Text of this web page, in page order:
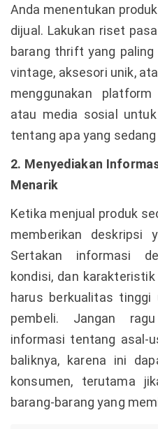
Anda menentukan
dijual. Lakukan riset
barang thrift yang
vintage, aksesori unik,
menggunakan
atau media sosial
tentang apa yang
2. Menyediakan
Menarik
Ketika menjual produk
memberikan deskripsi
Sertakan informasi
kondisi, dan
harus berkualitas tinggi
pembeli. Jangan
informasi tentang asal-
baliknya, karena ini
konsumen, terutama
barang-barang yang